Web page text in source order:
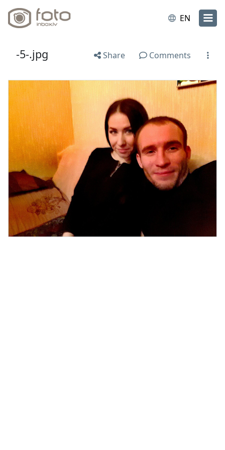
EN
-5-.jpg Share Comments